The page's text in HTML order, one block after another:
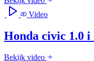
Video
Honda civic 1.0 i
Bekijk video